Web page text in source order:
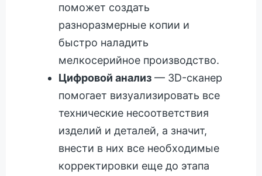
поможет создать
разноразмерные копии и
быстро наладить
мелкосерийное производство.
Цифровой анализ — 3D-сканер
помогает визуализировать все
технические несоответствия
изделий и деталей, а значит,
внести в них все необходимые
корректировки еще до этапа